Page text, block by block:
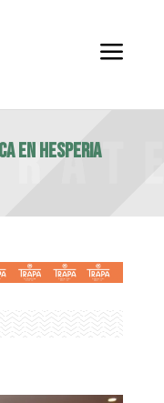
a
EN HESPERIA